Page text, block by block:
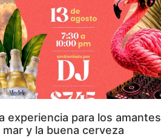
experiencia para los amantes
mar y la buena cerveza